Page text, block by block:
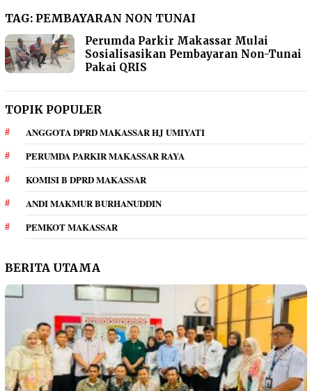
TAG: PEMBAYARAN NON TUNAI
Perumda Parkir Makassar Mulai
Sosialisasikan Pembayaran Non-Tunai
Pakai QRIS
TOPIK POPULER
ANGGOTA DPRD MAKASSAR HJ UMIYATI
PERUMDA PARKIR MAKASSAR RAYA
KOMISI B DPRD MAKASSAR
ANDI MAKMUR BURHANUDDIN
PEMKOT MAKASSAR
BERITA UTAMA